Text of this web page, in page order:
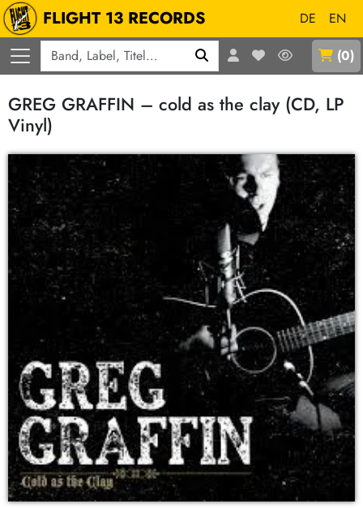
FLIGHT 13 RECORDS DE
EN
(0)
GREG GRAFFIN – cold as the clay (CD, LP
Vinyl)